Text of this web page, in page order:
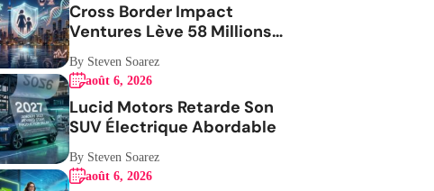
Cross Border Impact
Ventures Lève 58 Millions
USD Pour Santé Femmes
By Steven Soarez
août 6, 2026
Lucid Motors Retarde Son
SUV Électrique Abordable
By Steven Soarez
août 6, 2026